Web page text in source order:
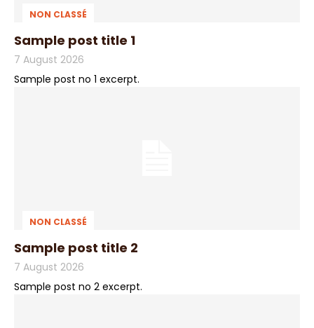
NON CLASSÉ
Sample post title 1
7 August 2026
Sample post no 1 excerpt.
NON CLASSÉ
Sample post title 2
7 August 2026
Sample post no 2 excerpt.